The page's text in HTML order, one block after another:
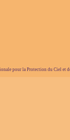
du Ciel et de